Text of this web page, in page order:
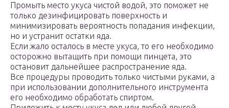
Промыть место укуса чистой водой, это поможет не
только дезинфицировать поверхность и
минимизировать вероятность попадания инфекции,
но и устранит остатки яда.
Если жало осталось в месте укуса, то его необходимо
осторожно вытащить при помощи пинцета, это
остановит дальнейшее распространение яда.
Все процедуры проводить только чистыми руками, а
при использовании дополнительного инструмента
его необходимо обработать спиртом.